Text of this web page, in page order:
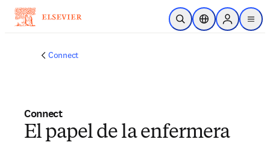
Saltar al contenido principal
Abrir búsqueda
Selector deSign in to
menu
Connect
Connect
El papel de la enfermera